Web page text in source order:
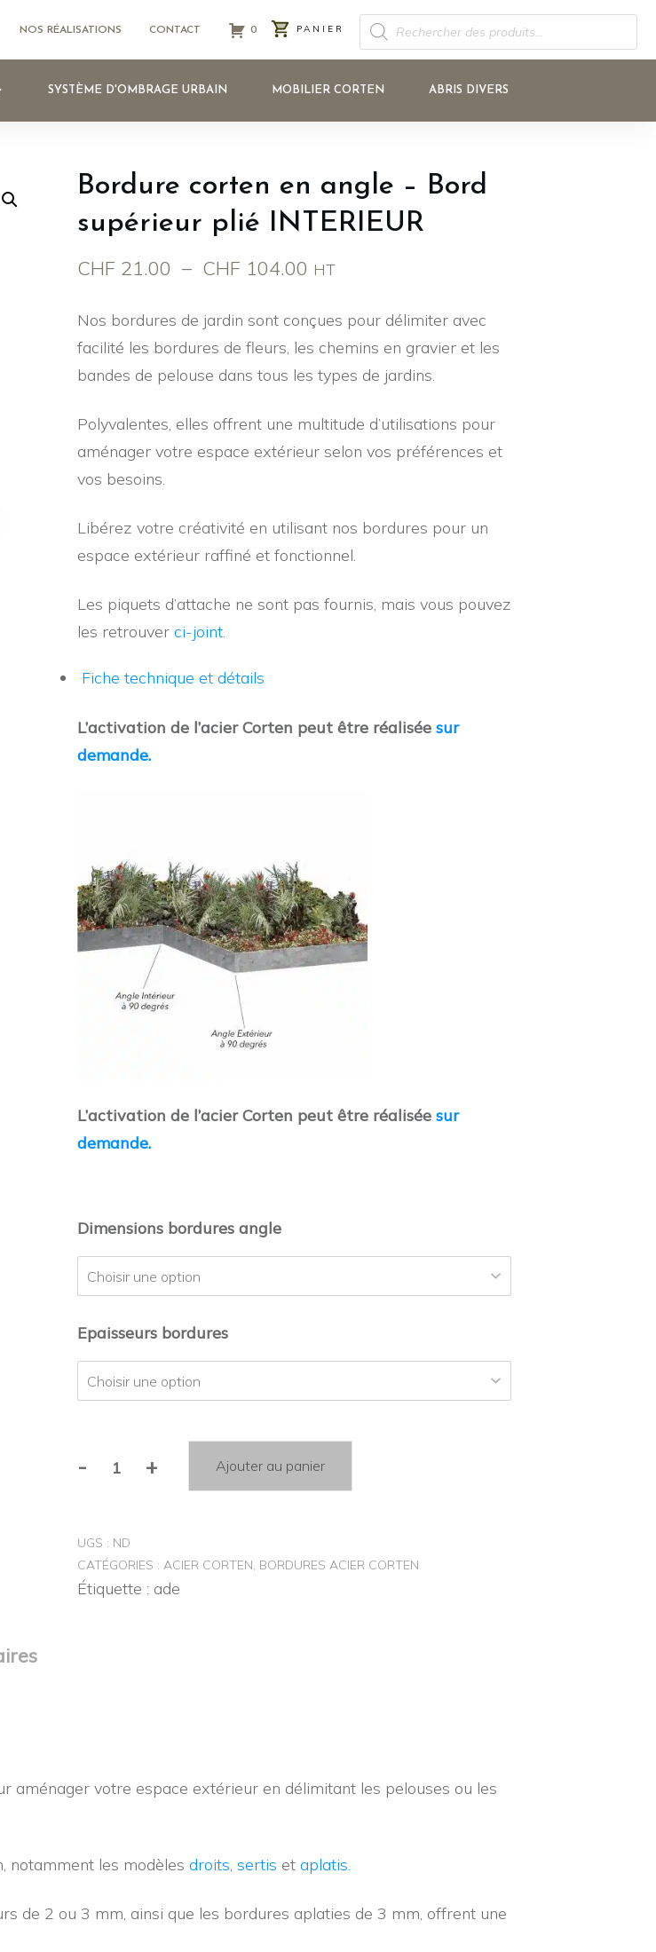
NOS RÉALISATIONS CONTACT 0 PANIER
RECHERCHE
DE
PRODUITS
SYSTÈME D'OMBRAGE URBAIN MOBILIER CORTEN ABRIS DIVERS
Bordure corten en angle – Bord
supérieur plié INTERIEUR
CHF 21.00 – CHF 104.00 Plage
prix :
CHF 21.00
CHF 104.00
HT
Nos bordures de jardin sont conçues pour délimiter avec
facilité les bordures de fleurs, les chemins en gravier et les
bandes de pelouse dans tous les types de jardins.
Polyvalentes, elles offrent une multitude d’utilisations pour
aménager votre espace extérieur selon vos préférences et
vos besoins.
Libérez votre créativité en utilisant nos bordures pour un
espace extérieur raffiné et fonctionnel.
Les piquets d’attache ne sont pas fournis, mais vous pouvez
les retrouverci-joint.
Fiche technique et détails
L’activation de l’acier Corten peut être réaliséesur
demande.
L’activation de l’acier Corten peut être réaliséesur
demande.
Dimensions bordures angle
Epaisseurs bordures
-quantité
corten
en
angle
+ Ajouter au panier
UGS : ND
CATÉGORIES :ACIER CORTEN, BORDURES ACIER CORTEN
Étiquette : ade
aménager votre espace extérieur en délimitant les pelouses ou les
notamment les modèles droits, sertis et aplatis.
de 2 ou 3 mm, ainsi que les bordures aplaties de 3 mm, offrent une